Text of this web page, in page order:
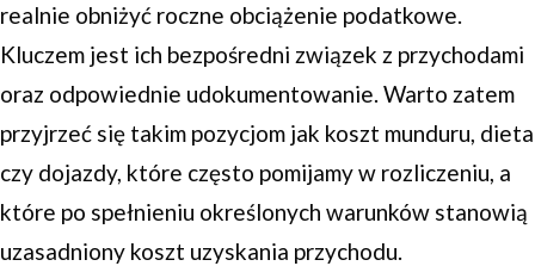
realnie obniżyć roczne obciążenie podatkowe.
Kluczem jest ich bezpośredni związek z przychodami
oraz odpowiednie udokumentowanie. Warto zatem
przyjrzeć się takim pozycjom jak koszt munduru, dieta
czy dojazdy, które często pomijamy w rozliczeniu, a
które po spełnieniu określonych warunków stanowią
uzasadniony koszt uzyskania przychodu.